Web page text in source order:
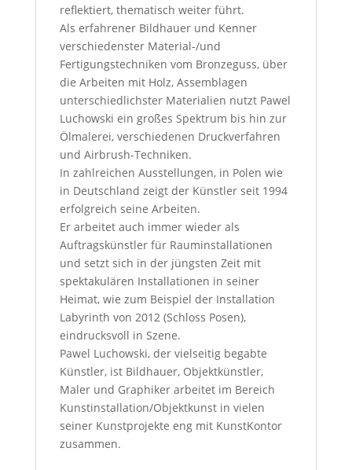
reflektiert, thematisch weiter führt.
Als erfahrener Bildhauer und Kenner
verschiedenster Material-/und
Fertigungstechniken vom Bronzeguss, über
die Arbeiten mit Holz, Assemblagen
unterschiedlichster Materialien nutzt Pawel
Luchowski ein großes Spektrum bis hin zur
Ölmalerei, verschiedenen Druckverfahren
und Airbrush-Techniken.
In zahlreichen Ausstellungen, in Polen wie
in Deutschland zeigt der Künstler seit 1994
erfolgreich seine Arbeiten.
Er arbeitet auch immer wieder als
Auftragskünstler für Rauminstallationen
und setzt sich in der jüngsten Zeit mit
spektakulären Installationen in seiner
Heimat, wie zum Beispiel der Installation
Labyrinth von 2012 (Schloss Posen),
eindrucksvoll in Szene.
Pawel Luchowski, der vielseitig begabte
Künstler, ist Bildhauer, Objektkünstler,
Maler und Graphiker arbeitet im Bereich
Kunstinstallation/Objektkunst in vielen
seiner Kunstprojekte eng mit KunstKontor
zusammen.